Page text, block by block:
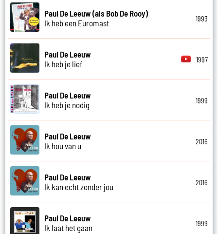
Paul De Leeuw (als Bob De Rooy)
Ik heb een Euromast
1993
Paul De Leeuw
Ik heb je lief
1997
Paul De Leeuw
Ik heb je nodig
1999
Paul De Leeuw
Ik hou van u
2016
Paul De Leeuw
Ik kan echt zonder jou
2016
Paul De Leeuw
Ik laat het gaan
1999